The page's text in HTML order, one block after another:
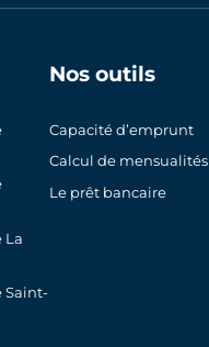
La
Saint-
Nos outils
Capacité d’emprunt
Calcul de mensualités
Le prêt bancaire